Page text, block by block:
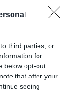
third parties, or
for
below opt-out
that after your
seeing
, ενώ οι Εβάν
(μάτι) δεν
Novibet με το